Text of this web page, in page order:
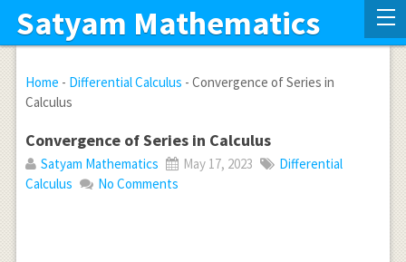
Satyam Mathematics
Home - Differential Calculus - Convergence of Series in
Calculus
Convergence of Series in Calculus
Satyam Mathematics May 17, 2023
Differential
Calculus
No Comments